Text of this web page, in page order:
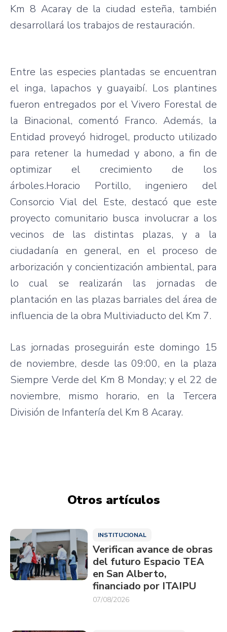
Km 8 Acaray de la ciudad esteña, también
desarrollará los trabajos de restauración.
Entre las especies plantadas se encuentran
el inga, lapachos y guayaibí. Los plantines
fueron entregados por el Vivero Forestal de
la Binacional, comentó Franco. Además, la
Entidad proveyó hidrogel, producto utilizado
para retener la humedad y abono, a fin de
optimizar el crecimiento de los
árboles.Horacio Portillo, ingeniero del
Consorcio Vial del Este, destacó que este
proyecto comunitario busca involucrar a los
vecinos de las distintas plazas, y a la
ciudadanía en general, en el proceso de
arborización y concientización ambiental, para
lo cual se realizarán las jornadas de
plantación en las plazas barriales del área de
influencia de la obra Multiviaducto del Km 7.
Las jornadas proseguirán este domingo 15
de noviembre, desde las 09:00, en la plaza
Siempre Verde del Km 8 Monday; y el 22 de
noviembre, mismo horario, en la Tercera
División de Infantería del Km 8 Acaray.
Otros artículos
INSTITUCIONAL
Verifican avance de obras
del futuro Espacio TEA
en San Alberto,
financiado por ITAIPU
07/08/2026